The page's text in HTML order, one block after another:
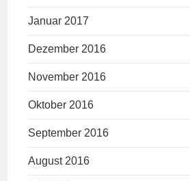
Januar 2017
Dezember 2016
November 2016
Oktober 2016
September 2016
August 2016